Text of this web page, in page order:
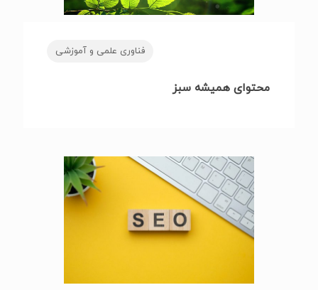
فناوری علمی و آموزشی
محتوای همیشه سبز